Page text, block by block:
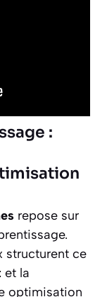
:
repose sur
structurent ce
et la
optimisation